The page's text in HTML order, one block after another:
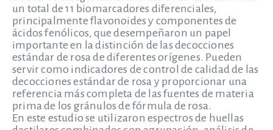
un total de 11 biomarcadores diferenciales,
principalmente flavonoides y componentes de
ácidos fenólicos, que desempeñaron un papel
importante en la distinción de las decocciones
estándar de rosa de diferentes orígenes. Pueden
servir como indicadores de control de calidad de las
decocciones estándar de rosa y proporcionar una
referencia más completa de las fuentes de materia
prima de los gránulos de fórmula de rosa.
En este estudio se utilizaron espectros de huellas